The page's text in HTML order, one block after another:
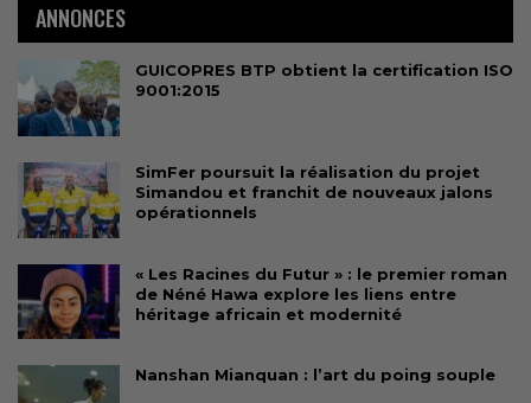
ANNONCES
GUICOPRES BTP obtient la certification ISO
9001:2015
SimFer poursuit la réalisation du projet
Simandou et franchit de nouveaux jalons
opérationnels
« Les Racines du Futur » : le premier roman
de Néné Hawa explore les liens entre
héritage africain et modernité
Nanshan Mianquan : l’art du poing souple